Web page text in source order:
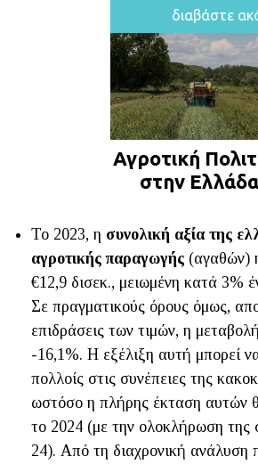
διαβάστε
Αγροτική
στην Ελλάδα
Το 2023, η συνολική αξία της
αγροτικής παραγωγής (αγαθών)
€12,9 δισεκ., μειωμένη κατά 3%
Σε πραγματικούς όρους όμως,
επιδράσεις των τιμών, η
-16,1%. Η εξέλιξη αυτή μπορεί
πολλοίς στις συνέπειες της
ωστόσο η πλήρης έκταση αυτών
το 2024 (με την ολοκλήρωση της
24). Από τη διαχρονική ανάλυση